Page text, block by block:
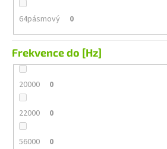
64pásmový 0
Frekvence do [Hz]
20000 0
22000 0
56000 0